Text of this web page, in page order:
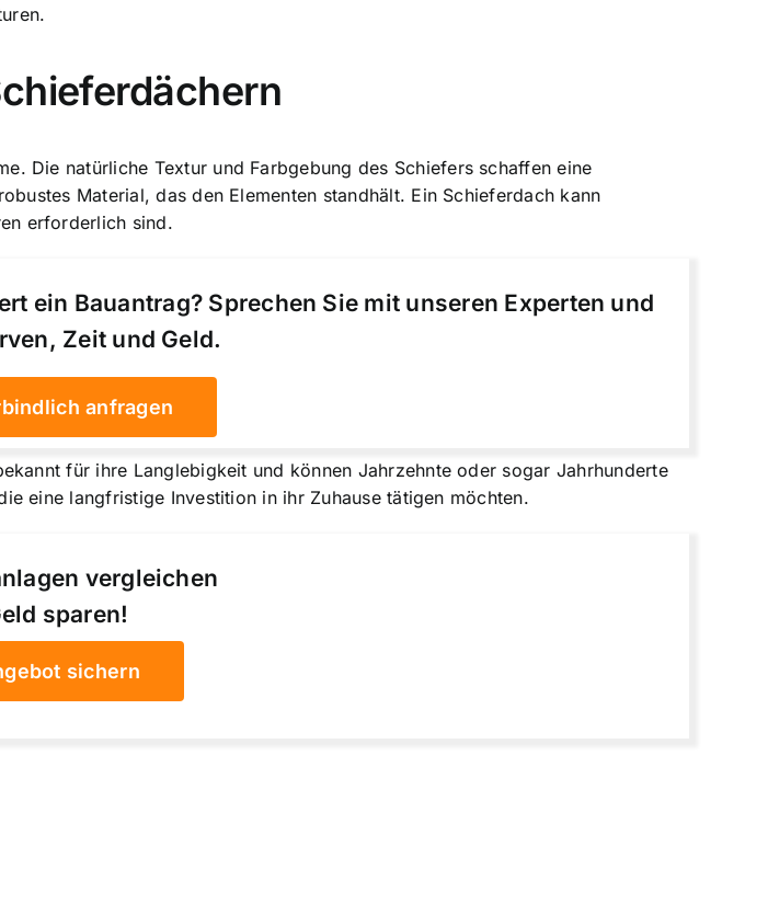
Die natürliche Textur und Farbgebung des Schiefers schaffen eine
Material, das den Elementen standhält. Ein Schieferdach kann
erforderlich sind.
ein Bauantrag? Sprechen Sie mit unseren Experten und
Zeit und Geld.
anfragen
für ihre Langlebigkeit und können Jahrzehnte oder sogar Jahrhunderte
eine langfristige Investition in ihr Zuhause tätigen möchten.
vergleichen
sparen!
sichern